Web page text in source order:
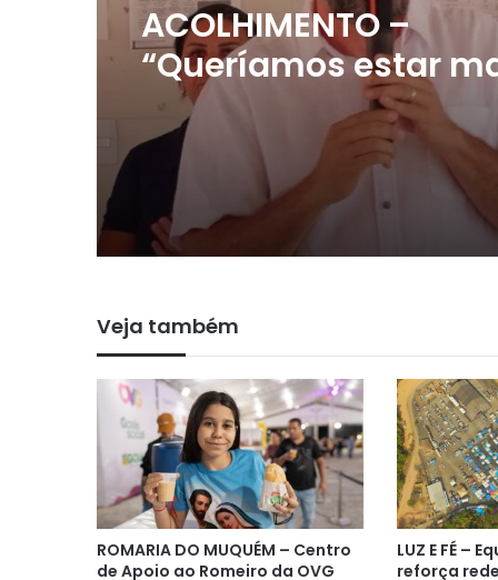
ACOLHIMENTO –
“Queríamos estar
próximos das
afirma primeira-
Niquelândia após
do ‘Prefeitura em
povoados Faz Tudo e
Quebra Linha
Veja também
ROMARIA DO MUQUÉM – Centro
de Apoio ao Romeiro da OVG
LUZ E FÉ –
reforça